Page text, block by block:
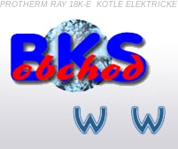
PROTHERM RAY 18K-E KOTLE ELEKTRICKÉ